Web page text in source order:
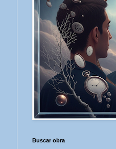
Buscar obra